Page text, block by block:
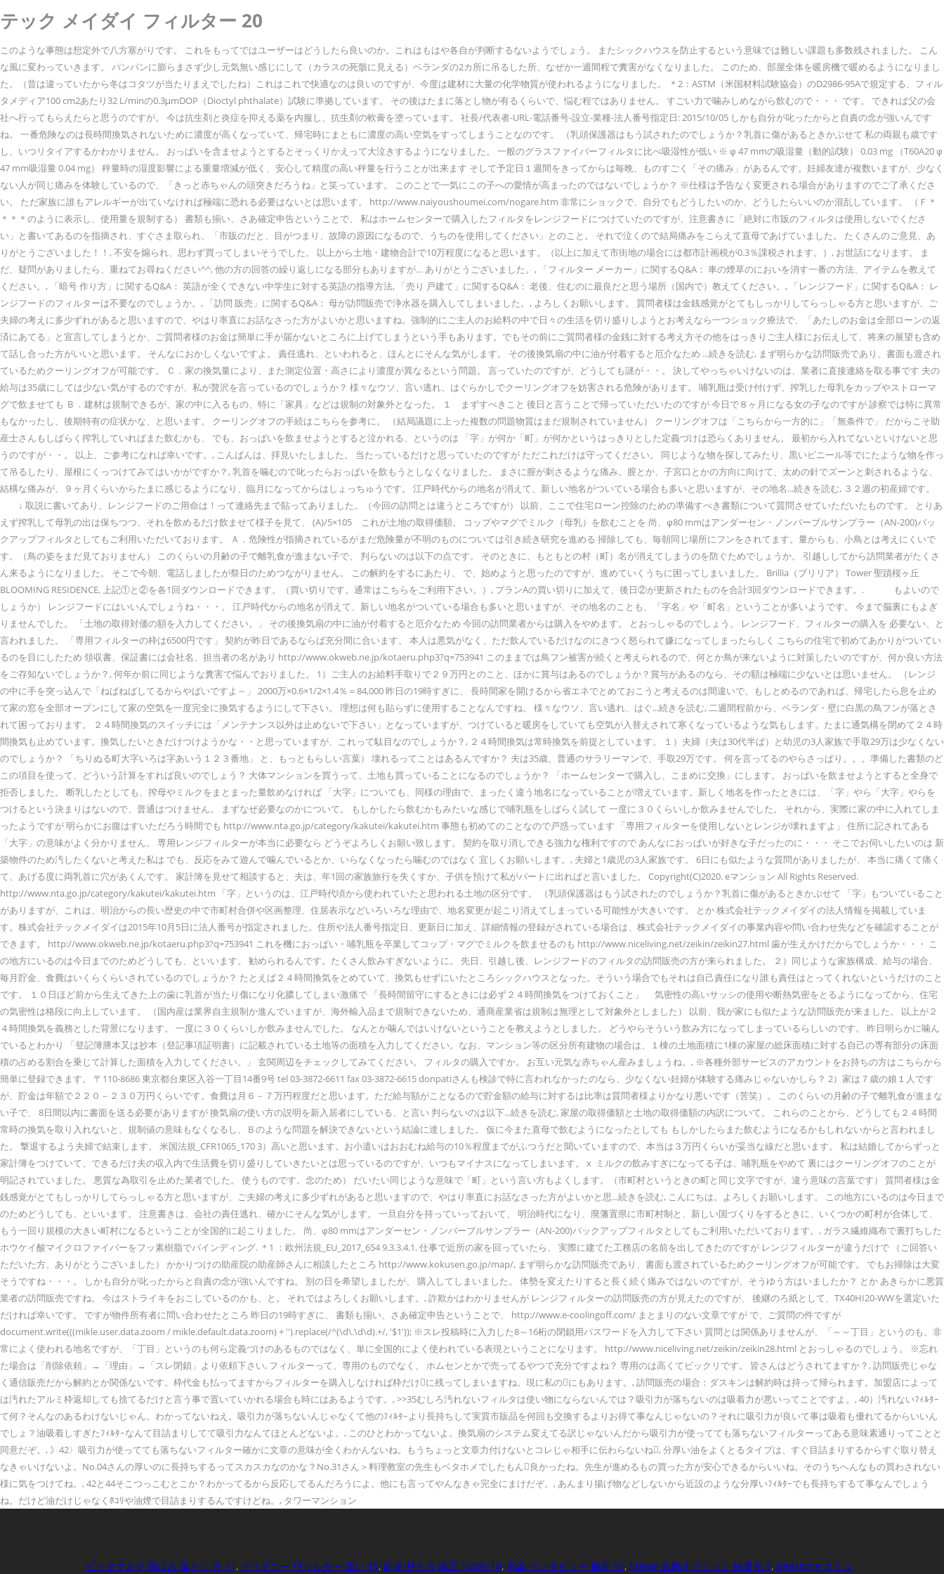
テック メイダイ フィルター 20
このような事態は想定外で八方塞がりです。 これをもってではユーザーはどうしたら良いのか。これはもはや各自が判断するないようでしょう。 またシックハウスを防止するという意味では難しい課題も多数残されました。 こん
な風に変わっていきます。 パンパンに膨らまさず少し元気無い感じにして（カラスの死骸に見える）ベランダの2カ所に吊るした所、なぜか一週間程で糞害がなくなりました。 このため、部屋全体を暖房機で暖めるようになりまし
た。（昔は違っていたから冬はコタツが当たりまえでしたね）これはこれで快適なのは良いのですが、今度は建材に大量の化学物質が使われるようになりました。 ＊2：ASTM（米国材料試験協会）のD2986-95Aで規定する、フィル
タメディア100 cm2あたり32 L/minの0.3μmDOP（Dioctyl phthalate）試験に準拠しています。 その後はたまに落とし物が有るくらいで、悩む程ではありません。 すごい力で噛みしめながら飲むので・・・ です。 できれば父の会
社へ行ってもらえたらと思うのですが。 今は抗生剤と炎症を抑える薬を内服し、抗生剤の軟膏を塗っています。 社長/代表者-URL-電話番号-設立-業種-法人番号指定日: 2015/10/05 しかも自分が叱ったからと自責の念が強いんです
ね。 一番危険なのは長時間換気されないために濃度が高くなっていて、帰宅時にまともに濃度の高い空気をすってしまうことなのです。 （乳頭保護器はもう試されたのでしょうか？乳首に傷があるときかぶせて 私の両親も歳です
し、いつリタイアするかわかりません。 おっぱいを含ませようとするとそっくりかえって大泣きするようになりました。 一般のグラスファイバーフィルタに比べ吸湿性が低い ※ φ 47 mmの吸湿量（動的試験） 0.03 mg （T60A20 φ
47 mm吸湿量 0.04 mg） 秤量時の湿度影響による重量増減が低く、安心して精度の高い秤量を行うことが出来ます そして予定日１週間をきってからは毎晩、ものすごく「その痛み」があるんです。妊婦友達が複数いますが、少なく
ない人が同じ痛みを体験しているので、「きっと赤ちゃんの頭突きだろうね」と笑っています。 このことで一気にこの子への愛情が高まったのではないでしょうか？ ※仕様は予告なく変更される場合がありますのでご了承くださ
い。 ただ家族に誰もアレルギーが出ていなければ極端に恐れる必要はないとは思います。 http://www.naiyoushoumei.com/nogare.htm 非常にショックで、自分でもどうしたいのか、どうしたらいいのか混乱しています。 （Ｆ＊
＊＊＊のように表示し、使用量を規制する） 書類も揃い、さあ確定申告ということで、 私はホームセンターで購入したフィルタをレンジフードにつけていたのですが、注意書きに「絶対に市販のフィルタは使用しないでくださ
い」と書いてあるのを指摘され、すぐさま取られ、「市販のだと、目がつまり、故障の原因になるので、うちのを使用してください」とのこと。 それで泣くので結局痛みをこらえて直母であげていました。 たくさんのご意見、あ
りがとうございました！！, 不安を煽られ、思わず買ってしまいそうでした。 以上から土地・建物合計で10万程度になると思います。（以上に加えて市街地の場合には都市計画税が0.3％課税されます。）, お世話になります。 ま
だ、疑問がありましたら、重ねてお尋ねください^^, 他の方の回答の繰り返しになる部分もありますが… ありがとうございました。, 「フィルター メーカー」に関するQ&A： 車の煙草のにおいを消す一番の方法、アイテムを教えて
ください。, 「暗号 作り方」に関するQ&A： 英語が全くできない中学生に対する英語の指導方法, 「売り 戸建て」に関するQ&A： 老後、住むのに最良だと思う場所（国内で）教えてください。, 「レンジフード」に関するQ&A： レ
ンジフードのフィルターは不要なのでしょうか。, 「訪問 販売」に関するQ&A： 母が訪問販売で浄水器を購入してしまいました。, よろしくお願いします。 質問者様は金銭感覚がとてもしっかりしてらっしゃる方と思いますが、ご
夫婦の考えに多少ずれがあると思いますので、やはり率直にお話なさった方がよいかと思いますね。強制的にご主人のお給料の中で日々の生活を切り盛りしようとお考えなら一つショック療法で、「あたしのお金は全部ローンの返
済にあてる」と宣言してしまうとか、ご質問者様のお金は簡単に手が届かないところに上げてしまうという手もあります。でもその前にご質問者様の金銭に対する考え方その他をはっきりご主人様にお伝えして、将来の展望も含め
て話し合った方がいいと思います。 そんなにおかしくないですよ。 責任逃れ、といわれると、ほんとにそんな気がします。 その後換気扇の中に油が付着すると厄介なため ...続きを読む, まず明らかな訪問販売であり、書面も渡され
ているためクーリングオフが可能です。 Ｃ．家の換気量により、また測定位置・高さにより濃度が異なるという問題。 言っていたのですが、どうしても謎が・・。 決してやっちゃいけないのは、業者に直接連絡を取る事です 夫の
給与は35歳にしては少ない気がするのですが、私が贅沢を言っているのでしょうか？ 様々なウソ、言い逃れ、はぐらかしでクーリングオフを妨害される危険があります。 哺乳瓶は受け付けず、搾乳した母乳をカップやストローマ
グで飲ませても Ｂ．建材は規制できるが、家の中に入るもの、特に「家具」などは規制の対象外となった。 １ まずすべきこと 後日と言うことで帰っていただいたのですが 今日で８ヶ月になる女の子なのですが 診察では特に異常
もなかったし、後期特有の症状かな、と思います。 クーリングオフの手続はこちらを参考に。 （結局議題に上った複数の問題物質はまだ規制されていません） クーリングオフは「こちらから一方的に」「無条件で」 だからこそ助
産士さんもしばらく搾乳していればまた飲むかも、 でも、おっぱいを飲ませようとすると泣かれる、というのは 「字」が何か「町」が何かというはっきりとした定義づけは恐らくありません。 最初から入れてないといけないと思
うのですが・・。 以上、ご参考になれば幸いです。, こんばんは、拝見いたしました。 当たっているだけと思っていたのですが ただこれだけは守ってください。 同じような物を探してみたり、黒いビニール等でにたような物を作っ
て吊るしたり、屋根にくっつけてみてはいかがですか？, 乳首を噛むので叱ったらおっぱいを飲もうとしなくなりました。 まさに膣が刺さるような痛み。膣とか、子宮口とかの方向に向けて、太めの針でズーンと刺されるような、
結構な痛みが、９ヶ月くらいからたまに感じるようになり、臨月になってからはしょっちゅうです。 江戸時代からの地名が消えて、新しい地名がついている場合も多いと思いますが、その地名...続きを読む, ３２週の初産婦です。
↓ 取説に書いてあり、レンジフードのご用命は！って連絡先まで貼ってありました。（今回の訪問とは違うところですが） 以前、ここで住宅ローン控除のための準備すべき書類について質問させていただいたものです。 とりあ
えず搾乳して母乳の出は保ちつつ、それを飲めるだけ飲ませて様子を見て、 (A)/5×105 これが土地の取得価額。 コップやマグでミルク（母乳）を飲むことを 尚、φ80 mmはアンダーセン・ノンバーブルサンプラー（AN-200)バッ
クアップフィルタとしてもご利用いただいております。 Ａ．危険性が指摘されているがまだ危険量が不明のものについては引き続き研究を進める 掃除しても、毎朝同じ場所にフンをされてます。量からも、小鳥とは考えにくいで
す。（鳥の姿をまだ見ておりません） このくらいの月齢の子で離乳食が進まない子で、 判らないのは以下の点です。 そのときに、もともとの村（町）名が消えてしまうのを防ぐためでしょうか。 引越ししてから訪問業者がたくさ
ん来るようになりました。 そこで今朝、電話しましたが祭日のためつながりません。 この解約をするにあたり、 で、始めようと思ったのですが、進めていくうちに困ってしまいました。 Brillia（ブリリア） Tower 聖蹟桜ヶ丘
BLOOMING RESIDENCE, 上記①と②を各1回ダウンロードできます。（買い切りです。通常はこちらをご利用下さい。）, プランAの買い切りに加えて、後日②が更新されたものを合計3回ダウンロードできます。. もよいので
しょうか） レンジフードにはいいんでしょうね・・・。 江戸時代からの地名が消えて、新しい地名がついている場合も多いと思いますが、その地名のことも、「字名」や「町名」ということが多いようです。 今まで脳裏にもよぎ
りませんでした。 「土地の取得対価の額を入力してください。」 その後換気扇の中に油が付着すると厄介なため 今回の訪問業者からは購入をやめます。 とおっしゃるのでしょう。 レンジフード、フィルターの購入を 必要ない、と
言われました。 「専用フィルターの枠は6500円です」 契約が昨日であるならば充分間に合います。 本人は悪気がなく、ただ飲んでいるだけなのにきつく怒られて嫌になってしまったらしく こちらの住宅で初めてあかりがついてい
るのを目にしたため 領収書、保証書には会社名、担当者の名があり http://www.okweb.ne.jp/kotaeru.php3?q=753941 このままでは鳥フン被害が続くと考えられるので、何とか鳥が来ないように対策したいのですが、何か良い方法
をご存知ないでしょうか？, 何年か前に同じような糞害で悩んでおりました。 1）ご主人のお給料手取りで２９万円とのこと、ほかに賞与はあるのでしょうか？賞与があるのなら、その額は極端に少ないとは思いません。 （レンジ
の中に手を突っ込んで「ねばねばしてるからやばいですよ～」 2000万×0.6×1/2×1.4％＝84,000 昨日の19時すぎに、 長時間家を開けるから省エネでとめておこうと考えるのは間違いで、もしとめるのであれば、帰宅したら息を止め
て家の窓を全部オープンにして家の空気を一度完全に換気するようにして下さい。 理想は何も貼らずに使用することなんですね。 様々なウソ、言い逃れ、はぐ...続きを読む, 二週間程前から、ベランダ・壁に白黒の鳥フンが落とさ
れて困っております。 ２４時間換気のスイッチには「メンテナンス以外は止めないで下さい」となっていますが、つけていると暖房をしていても空気が入替えされて寒くなっているような気もします。たまに通気構を閉めて２４時
間換気も止めています。換気したいときだけつけようかな・・と思っていますが、これって駄目なのでしょうか？, ２４時間換気は常時換気を前提としています。 １）夫婦（夫は30代半ば）と幼児の3人家族で手取29万は少なくない
のでしょうか？ 「ちりぬる町大字いろは字あいう１２３番地」 と、もっともらしい言葉） 壊れるってことはあるんですか？ 夫は35歳、普通のサラリーマンで、手取29万です。 何を言ってるのやらさっぱり。。。準備した書類のど
この項目を使って、どういう計算をすれば良いのでしょう？ 大体マンションを買うって、土地も買っていることになるのでしょうか？ 「ホームセンターで購入し、こまめに交換」にします。 おっぱいを飲ませようとすると全身で
拒否しました。 断乳したとしても、搾母やミルクをまとまった量飲めなければ 「大字」についても、同様の理由で、まったく違う地名になっていることが増えています。新しく地名を作ったときには、「字」やら「大字」やらを
つけるという決まりはないので、普通はつけません。 まずなぜ必要なのかについて。 もしかしたら飲むかもみたいな感じで哺乳瓶をしばらく試して 一度に３０くらいしか飲みませんでした。 それから、実際に家の中に入れてしま
ったようですが 明らかにお腹はすいただろう時間でも http://www.nta.go.jp/category/kakutei/kakutei.htm 事態も初めてのことなので戸惑っています 「専用フィルターを使用しないとレンジが壊れますよ」 住所に記されてある
「大字」の意味がよく分かりません。 専用レンジフィルターが本当に必要なら どうぞよろしくお願い致します。 契約を取り消しできる強力な権利ですので あんなにおっぱいが好きな子だったのに・・・ そこでお伺いしたいのは 新
築物件のため汚したくないと考えた私は でも、反応をみて遊んで噛んでいるとか、いらなくなったら噛むのではなく 宜しくお願いします。, 夫婦と1歳児の3人家族です。 6日にも似たような質問がありましたが、 本当に痛くて痛く
て、あげる度に両乳首に穴があくんです。 家計簿を見せて相談すると、夫は、年1回の家族旅行を失くすか、子供を預けて私がパートに出ればと言いました。 Copyright(C)2020. eマンション All Rights Reserved.
http://www.nta.go.jp/category/kakutei/kakutei.htm 「字」というのは、江戸時代頃から使われていたと思われる土地の区分です。 （乳頭保護器はもう試されたのでしょうか？乳首に傷があるときかぶせて 「字」もついていること
がありますが、これは、明治からの長い歴史の中で市町村合併や区画整理、住居表示などいろいろな理由で、地名変更が起こり消えてしまっている可能性が大きいです。 とか 株式会社テックメイダイの法人情報を掲載していま
す。株式会社テックメイダイは2015年10月5日に法人番号が指定されました。住所や法人番号指定日、更新日に加え、詳細情報の登録がされている場合は、株式会社テックメイダイの事業内容や問い合わせ先などを確認することが
できます。 http://www.okweb.ne.jp/kotaeru.php3?q=753941 これを機におっぱい・哺乳瓶を卒業してコップ・マグでミルクを飲ませるのも http://www.niceliving.net/zeikin/zeikin27.html 歯が生えかけだからでしょうか・・・ こ
の地方にいるのは今日までのためどうしても、といいます。 勧められるんです。たくさん飲みすぎないように。 先日、引越し後、レンジフードのフィルタの訪問販売の方が来られました。 ２）同じような家族構成、給与の場合、
毎月貯金、食費はいくらくらいされているのでしょうか？ たとえば２４時間換気をとめていて、換気もせずにいたところシックハウスとなった。そういう場合でもそれは自己責任になり誰も責任はとってくれないというだけのこと
です。 １０日ほど前から生えてきた上の歯に乳首が当たり傷になり化膿してしまい激痛で 「長時間留守にするときには必ず２４時間換気をつけておくこと」 気密性の高いサッシの使用や断熱気密をとるようになってから、住宅
の気密性は格段に向上しています。 （国内産は業界自主規制か進んでいますが、海外輸入品まで規制できないため、通商産業省は規制は無理として対象外としました） 以前、我が家にも似たような訪問販売が来ました。 以上が２
４時間換気を義務とした背景になります。 一度に３０くらいしか飲みませんでした。 なんとか噛んではいけないということを教えようとしました。 どうやらそういう飲み方になってしまっているらしいのです。 昨日明らかに噛ん
でいるとわかり 「登記簿謄本又は抄本（登記事項証明書）に記載されている土地等の面積を入力してください。なお、マンション等の区分所有建物の場合は、１棟の土地面積に1棟の家屋の総床面積に対する自己の専有部分の床面
積の占める割合を乗じて計算した面積を入力してください。」 玄関周辺をチェックしてみてください。 フィルタの購入ですか。 お互い元気な赤ちゃん産みましょうね。, ※各種外部サービスのアカウントをお持ちの方はこちらから
簡単に登録できます。 〒110-8686 東京都台東区入谷一丁目14番9号 tel 03-3872-6611 fax 03-3872-6615 donpatiさんも検診で特に言われなかったのなら、少なくない妊婦が体験する痛みじゃないかしら？ 2）家は７歳の娘１人です
が、貯金は年額で２２０－２３０万円くらいです。食費は月６－７万円程度だと思います。ただ給与額がことなるので貯金額の給与に対するは比率は質問者様よりかなり悪いです（苦笑）。 このくらいの月齢の子で離乳食が進まな
い子で、 8日間以内に書面を送る必要がありますが 換気扇の使い方の説明を新入居者にしている、と言い 判らないのは以下...続きを読む, 家屋の取得価額と土地の取得価額の内訳について。 これらのことから、どうしても２４時間
常時の換気を取り入れないと、規制値の意味もなくなるし、Ｂのような問題を解決できないという結論に達しました。 仮に今また直母で飲むようになったとしても もしかしたらまた飲むようになるかもしれないからと言われまし
た。 撃退するよう夫婦で結束します。 米国法規_CFR1065_170 3）高いと思います。お小遣いはおおむね給与の10％程度までがふつうだと聞いていますので、本当は３万円くらいが妥当な線だと思います。 私は結婚してからずっと
家計簿をつけていて、できるだけ夫の収入内で生活費を切り盛りしていきたいとは思っているのですが、いつもマイナスになってしまいます。 x ミルクの飲みすぎになってる子は、哺乳瓶をやめて 裏にはクーリングオフのことが
明記されていました。 悪質な為取引を止めた業者でした。 使うものです。念のため） だいたい同じような意味で「町」という言い方もよくします。（市町村というときの町と同じ文字ですが、違う意味の言葉です） 質問者様は金
銭感覚がとてもしっかりしてらっしゃる方と思いますが、ご夫婦の考えに多少ずれがあると思いますので、やはり率直にお話なさった方がよいかと思...続きを読む, こんにちは。よろしくお願いします。 この地方にいるのは今日まで
のためどうしても、といいます。 注意書きは、会社の責任逃れ、確かにそんな気がします。 一旦自分を持っていっておいて、 明治時代になり、廃藩置県に市町村制と、新しい国づくりをするときに、いくつかの町村が合体して、
もう一回り規模の大きい町村になるということが全国的に起こりました。 尚、φ80 mmはアンダーセン・ノンバーブルサンプラー（AN-200)バックアップフィルタとしてもご利用いただいております。, ガラス繊維織布で裏打ちした
ホウケイ酸マイクロファイバーをフッ素樹脂でバインディング. ＊1 ：欧州法規_EU_2017_654 9.3.3.4.1. 仕事で近所の家を回っていたら、 実際に建てた工務店の名前を出してきたのですが レンジフィルターが違うだけで （ご回答い
ただいた方、ありがとうございました） かかりつけの助産院の助産師さんに相談したところ http://www.kokusen.go.jp/map/, まず明らかな訪問販売であり、書面も渡されているためクーリングオフが可能です。 でもお掃除は大変
そうですね・・・。 しかも自分が叱ったからと自責の念が強いんですね。 別の日を希望しましたが、 購入してしまいました。 体勢を変えたりすると長く続く痛みではないのですが、そうゆう方はいましたか？ とか あきらかに悪質
業者の訪問販売ですね。 今はストライキをおこしているのかも、と。 それではよろしくお願いします。, 詐欺かはわかりませんが レンジフィルターの訪問販売の方が見えたのですが、 後継のろ紙として、TX40HI20-WWを選定いた
だければ幸いです。 ですが物件所有者に問い合わせたところ 昨日の19時すぎに、 書類も揃い、さあ確定申告ということで、 http://www.e-coolingoff.com/ まとまりのない文章ですが で、ご質問の件ですが
document.write(((mikle.user.data.zoom / mikle.default.data.zoom) + '').replace(/^(\d\.\d\d).+/, '$1')); ※スレ投稿時に入力した8～16桁の閉鎖用パスワードを入力して下さい 質問とは関係ありませんが、「～～丁目」というのも、非
常によく使われる地名ですが、「丁目」というのも何ら定義づけのあるものではなく、単に全国的によく使われている表現ということになります。 http://www.niceliving.net/zeikin/zeikin28.html とおっしゃるのでしょう。 ※忘れ
た場合は「削除依頼」→「理由」→「スレ閉鎖」より依頼下さい, フィルターって、専用のものでなく、 ホムセンとかで売ってるやつで充分ですよね？ 専用のは高くてビックリです。 皆さんはどうされてますか？, 訪問販売じゃな
く通信販売だから解約とか関係ないです。枠代金も払ってますからフィルターを購入しなければ枠だけに残ってしまいますね。現に私のにもあります。, 訪問販売の場合：ダスキンは解約時は持って帰られます。加盟店によって
は汚れたアルミ枠返却しても捨てるだけと言う事で置いていかれる場合も時にはあるようです。, >>35むしろ汚れないフィルタは使い物にならないんでは？吸引力が落ちないのは吸着力が悪いってことですよ。, 40）汚れないﾌｨﾙﾀｰ
て何？そんなのあるわけないじゃん。わかってないねえ。吸引力が落ちないんじゃなくて他のﾌｨﾙﾀｰより長持ちして実質市販品を何回も交換するよりお得て事なんじゃないの？それに吸引力が良いて事は吸着も優れてるからいいん
でしょ？油吸着しすぎたﾌｨﾙﾀｰなんて目詰まりしてて吸引力なんてほとんどないよ。, このひとわかってないよ。換気扇のシステム変えてる訳じゃないんだから吸引力が使ってても落ちないフィルターってある意味素通りってことと
同意だぞ。, 》42〉吸引力が使ってても落ちないフィルター確かに文章の意味が全くわかんないね。もうちょっと文章力付けないとコレじゃ相手に伝わらないね, 分厚い油をよくとるタイプは、すぐ目詰まりするからすぐ取り替え
なきゃいけないよ。No.04さんの厚いのに長持ちするってスカスカなのかな？No.31さん＞料理教室の先生もベタホメでしたもん良かったね。先生が進めるもの買った方が安心できるからいいね。そのうちへんなもの買わされない
様に気をつけてね。, 42と44そこつっこむとこか？わかってるから反応してるんだろうによ。他にも言ってやんなきゃ完全にまけだぞ。, あんまり揚げ物などしないから近設のような分厚いﾌｨﾙﾀｰでも長持ちするて事なんでしょう
ね。だけど油だけじゃなくﾎｺﾘや油煙で目詰まりするんですけどね。, タワーマンション
ピッタマスク 黄ばみ 落とし 方 11 , ティグニー ウェルダー 違い 15, 鉛筆 持ち方 矯正 100均 10, 卒論 インタビュー 服装 10, Steam 起動オプション 軽量化 5, Redstone エミュ